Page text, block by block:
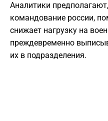
Аналитики
командование россии,
снижает нагрузку на
преждевременно
их в подразделения.